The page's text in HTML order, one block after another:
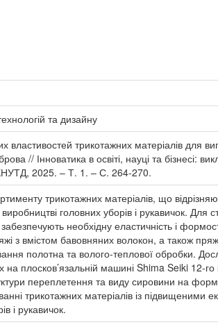
та дизайну
властивостей трикотажних матеріалів для
// Інноватика в освіті, науці та бізнесі:
2025. – Т. 1. – С. 264-270.
трикотажних матеріалів, що
головних уборів і рукавичок. Для
необхідну еластичність і
з вмістом бавовняних волокон, а також
полотна та волого-теплової обробки.
плосков’язальній машині Shima Seiki 12-го
переплетення та виду сировини на
трикотажних матеріалів із
і рукавичок.